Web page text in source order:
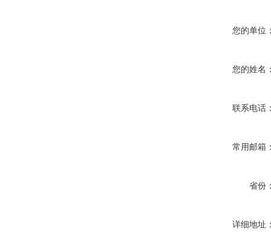
您的单位
您的姓名
联系电话
常用邮箱
省份
详细地址